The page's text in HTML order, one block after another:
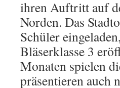
ihren Auftritt auf
Norden. Das
Schüler
Bläserklasse 3
Monaten spielen
präsentieren auch